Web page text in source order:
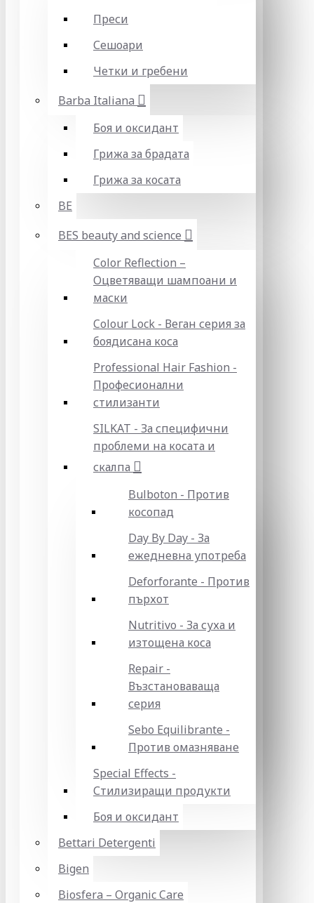
Преси
Сешоари
Четки и гребени
Barba Italiana
Боя и оксидант
Грижа за брадата
Грижа за косата
BE
BES beauty and science
Color Reflection –
Оцветяващи шампоани и
маски
Colour Lock - Веган серия за
боядисана коса
Professional Hair Fashion -
Професионални
стилизанти
SILKAT - За специфични
проблеми на косата и
скалпа
Bulboton - Против
косопад
Day By Day - За
ежедневна употреба
Deforforante - Против
пърхот
Nutritivo - За суха и
изтощена коса
Repair -
Възстановаваща
серия
Sebo Equilibrante -
Против омазняване
Special Effects -
Стилизиращи продукти
Боя и оксидант
Bettari Detergenti
Bigen
Biosfera – Organic Care